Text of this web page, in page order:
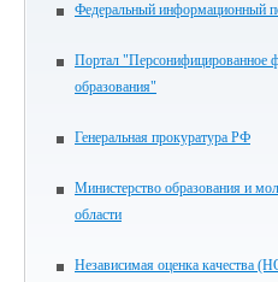
Федеральный информационный
Портал "Персонифицированное
образования"
Генеральная прокуратура РФ
Министерство образования и
области
Независимая оценка качества